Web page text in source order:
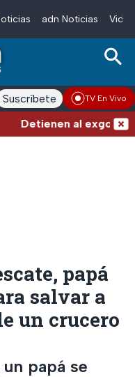
adn Noticias
adn Noticias Radio
Suscríbete TV En Vivo
Detienen al
papá
salvar a
un crucero
papá se